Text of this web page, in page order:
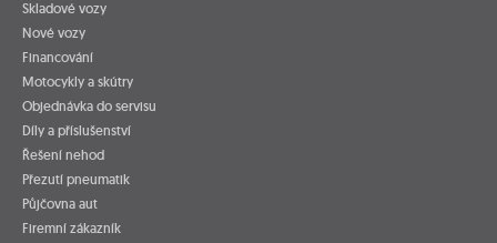
Skladové vozy
Nové vozy
Financování
Motocykly a skútry
Objednávka do servisu
Díly a příslušenství
Řešení nehod
Přezutí pneumatik
Půjčovna aut
Firemní zákazník